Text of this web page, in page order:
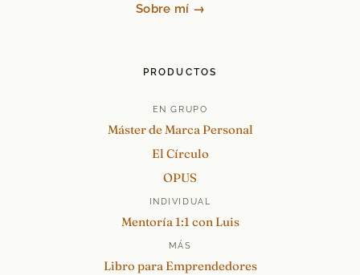
Sobre mí →
PRODUCTOS
EN GRUPO
Máster de Marca Personal
El Círculo
OPUS
INDIVIDUAL
Mentoría 1:1 con Luis
MÁS
Libro para Emprendedores